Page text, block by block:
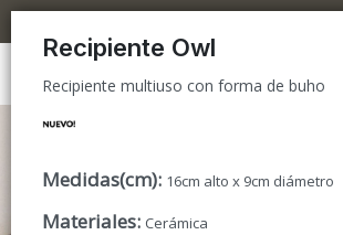
Recipiente multiuso con forma de buho
Recipiente Owl
Recipiente multiuso con forma de buho
Medidas(cm): 16cm alto x 9cm diámetro
Materiales: Cerámica
Ingresar
CÓMO COMPRAR
TIENDA MINORISTA